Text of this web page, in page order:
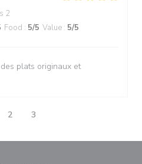
2
Food : 5/5 Value : 5/5
plats originaux et
2 3